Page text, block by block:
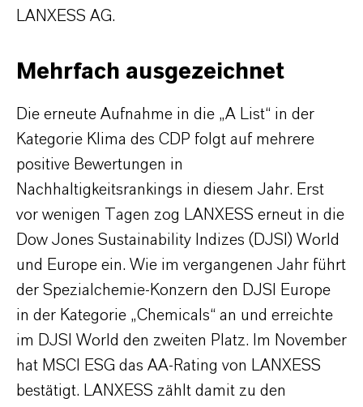
LANXESS AG.
Mehrfach ausgezeichnet
Die erneute Aufnahme in die „A List“ in der
Kategorie Klima des CDP folgt auf mehrere
positive Bewertungen in
Nachhaltigkeitsrankings in diesem Jahr. Erst
vor wenigen Tagen zog LANXESS erneut in die
Dow Jones Sustainability Indizes (DJSI) World
und Europe ein. Wie im vergangenen Jahr führt
der Spezialchemie-Konzern den DJSI Europe
in der Kategorie „Chemicals“ an und erreichte
im DJSI World den zweiten Platz. Im November
hat MSCI ESG das AA-Rating von LANXESS
bestätigt. LANXESS zählt damit zu den